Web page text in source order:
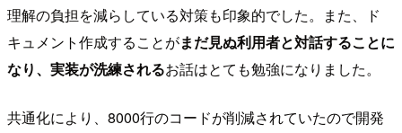
理解の負担を減らしている対策も印象的でした。また、ド
キュメント作成することがまだ見ぬ利用者と対話することに
なり、実装が洗練されるお話はとても勉強になりました。
共通化により、8000行のコードが削減されていたので開発